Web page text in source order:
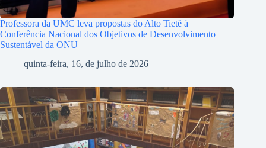
Professora da UMC leva propostas do Alto Tietê à
Conferência Nacional dos Objetivos de Desenvolvimento
Sustentável da ONU
quinta-feira, 16, de julho de 2026